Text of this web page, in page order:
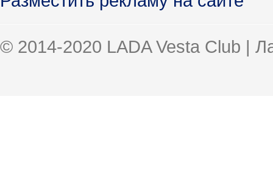
© 2014-2020 LADA Vesta Club |